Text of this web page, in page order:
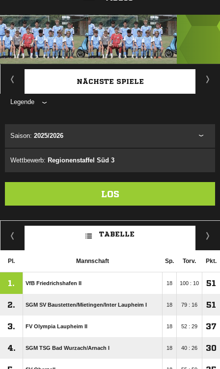
ANZEIGE
NÄCHSTE SPIELE
Legende
Saison: 2025/2026
Wettbewerb: Regionenstaffel Süd 3
LOS
TABELLE
Pl. Mannschaft Sp. Torv. Pkt.
1. VfB Friedrichshafen II 18 100 : 10 51
2. SGM SV Baustetten/​Mietingen/​Inter Laupheim I 18 79 : 16 51
3. FV Olympia Laupheim II 18 52 : 29 37
4. SGM TSG Bad Wurzach/​Arnach I 18 40 : 26 30